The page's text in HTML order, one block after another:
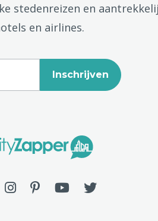
stedenreizen en
en airlines.
Inschrijven